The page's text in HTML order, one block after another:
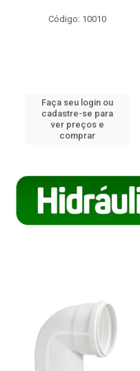
Código: 10010
Faça seu login ou
cadastre-se para
ver preços e
comprar